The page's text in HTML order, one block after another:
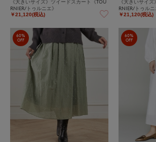
RNIER/トゥルニエ》
￥21,120(税込)
RNIER/トゥルニ
￥21,120(税込)
60%
OFF
60%
OFF